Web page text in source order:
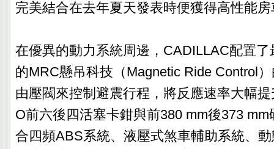
完美結合在去年夏天發表時便獲得高性能
在優異的動力系統周邊，CADILLAC配置
的MRC懸吊科技（Magnetic Ride Control
由壓閥來控制避震行程，將反應速率大幅
O前六後四活塞卡鉗與前380 mm後373
合四頻ABS系統、液壓式煞車輔助系統、